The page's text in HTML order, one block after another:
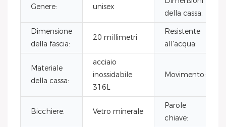
Genere: unisex
della cassa:
Dimensione
della fascia:
20 millimetri
Resistente
all'acqua:
Materiale
della cassa:
acciaio
inossidabile
316L
Movimento:
Bicchiere: Vetro minerale
Parole
chiave: